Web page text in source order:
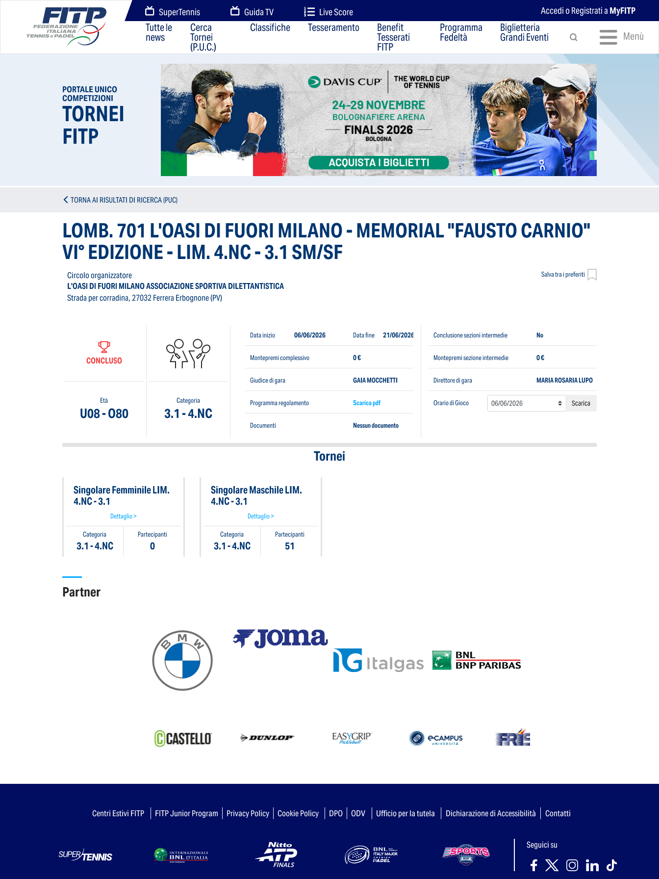
SuperTennis Guida TV Live Score Accedi o Registrati a MyFITP
Tutte le
news
Cerca
Tornei
(P.U.C.)
Classifiche Tesseramento Benefit
Tesserati
FITP
Programma
Fedeltà
Biglietteria
Grandi Eventi Menù
PORTALE UNICO
COMPETIZIONI
TORNEI
FITP
TORNA AI RISULTATI DI RICERCA (PUC)
LOMB. 701 L'OASI DI FUORI MILANO - MEMORIAL "FAUSTO CARNIO"
VI° EDIZIONE - LIM. 4.NC - 3.1 SM/SF
Circolo organizzatore
L'OASI DI FUORI MILANO ASSOCIAZIONE SPORTIVA DILETTANTISTICA
Strada per corradina, 27032 Ferrera Erbognone (PV)
Salva tra i preferiti
CONCLUSO
Età
U08 - O80
Categoria
3.1 - 4.NC
Data inizio 06/06/2026 Data fine 21/06/2026
Montepremi complessivo 0 €
Giudice di gara GAIA MOCCHETTI
Programma regolamento Scarica pdf
Documenti Nessun documento
Conclusione sezioni intermedie No
Montepremi sezione intermedie 0 €
Direttore di gara MARIA ROSARIA LUPO
Orario di Gioco Scarica
Tornei
Singolare Femminile LIM.
4.NC - 3.1
Dettaglio >
Categoria
3.1 - 4.NC
Partecipanti
0
Singolare Maschile LIM.
4.NC - 3.1
Dettaglio >
Categoria
3.1 - 4.NC
Partecipanti
51
Partner
Centri Estivi FITP FITP Junior Program Privacy Policy Cookie Policy DPO ODV Ufficio per la tutela Dichiarazione di Accessibilità Contatti
Seguici su